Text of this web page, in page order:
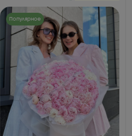
Популярное